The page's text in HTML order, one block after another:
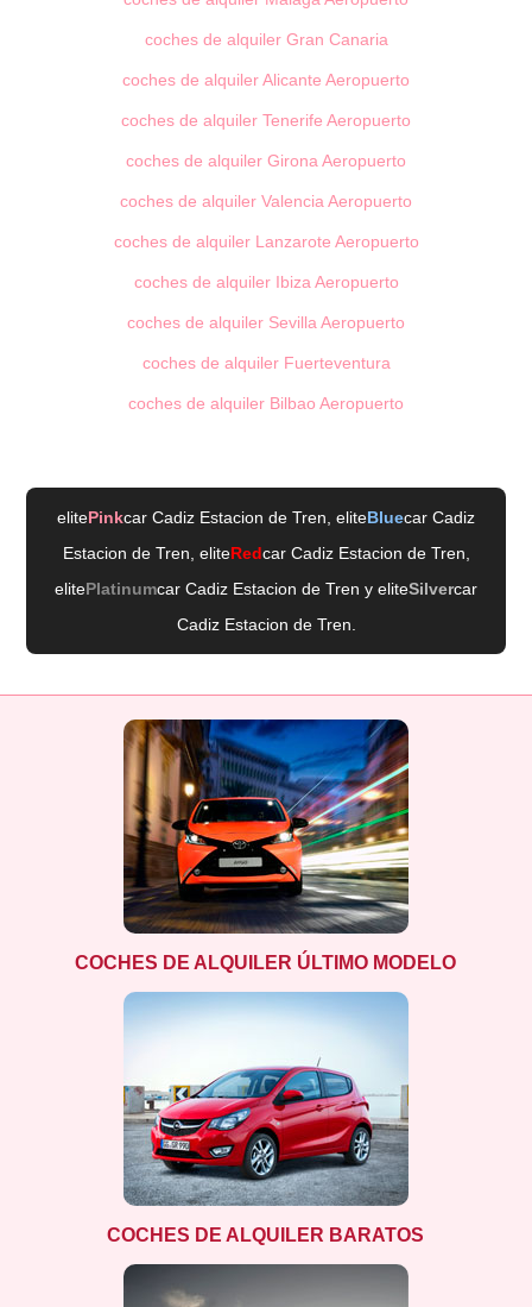
coches de alquiler Gran Canaria
coches de alquiler Alicante Aeropuerto
coches de alquiler Tenerife Aeropuerto
coches de alquiler Girona Aeropuerto
coches de alquiler Valencia Aeropuerto
coches de alquiler Lanzarote Aeropuerto
coches de alquiler Ibiza Aeropuerto
coches de alquiler Sevilla Aeropuerto
coches de alquiler Fuerteventura
coches de alquiler Bilbao Aeropuerto
elitePinkcar Cadiz Estacion de Tren , eliteBluecar Cadiz
Estacion de Tren , eliteRedcar Cadiz Estacion de Tren
elitePlatinumcar Cadiz Estacion de Tren y eliteSilvercar
Cadiz Estacion de Tren
COCHES DE ALQUILER ÚLTIMO MODELO
COCHES DE ALQUILER BARATOS